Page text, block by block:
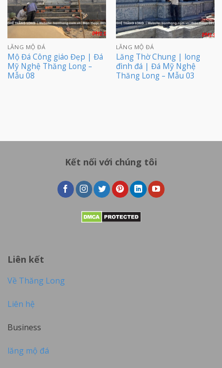
LĂNG MỘ ĐÁ
Mộ Đá Công giáo Đẹp | Đá
Mỹ Nghệ Thăng Long –
Mẫu 08
LĂNG MỘ ĐÁ
Lăng Thờ Chung | long
đình đá | Đá Mỹ Nghệ
Thăng Long – Mẫu 03
Kết nối với chúng tôi
Liên kết
Về Thăng Long
Liên hệ
Business
lăng mộ đá